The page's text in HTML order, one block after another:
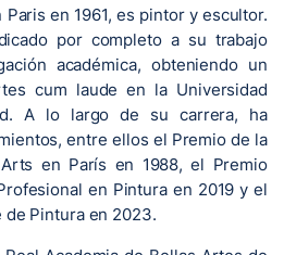
Paris en 1961, es pintor y escultor.
por completo a su trabajo
académica, obteniendo un
cum laude en la Universidad
A lo largo de su carrera, ha
entre ellos el Premio de la
en París en 1988, el Premio
en Pintura en 2019 y el
de Pintura en 2023.